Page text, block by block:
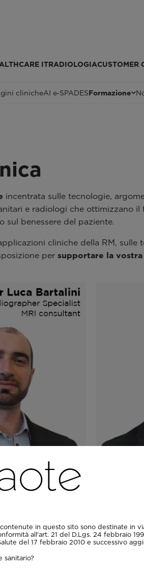
ITRADIOLOGIACUSTOMER
clinicheAI e‑SPADESFormazione
incentrata sulle tecnologie,
e radiologi che ottimizzano
sul benessere del paziente.
cliniche della RM,
per supportare la
di
- Colonna
immagini
del
acquisite
in questo sito sono destinate in
all'art. 21 del D.Lgs. 24 febbraio
del 17 febbraio 2010 e successivo
sanitario?